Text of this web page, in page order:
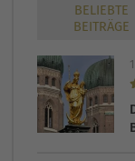
BELIEBTE
BEITRÄGE